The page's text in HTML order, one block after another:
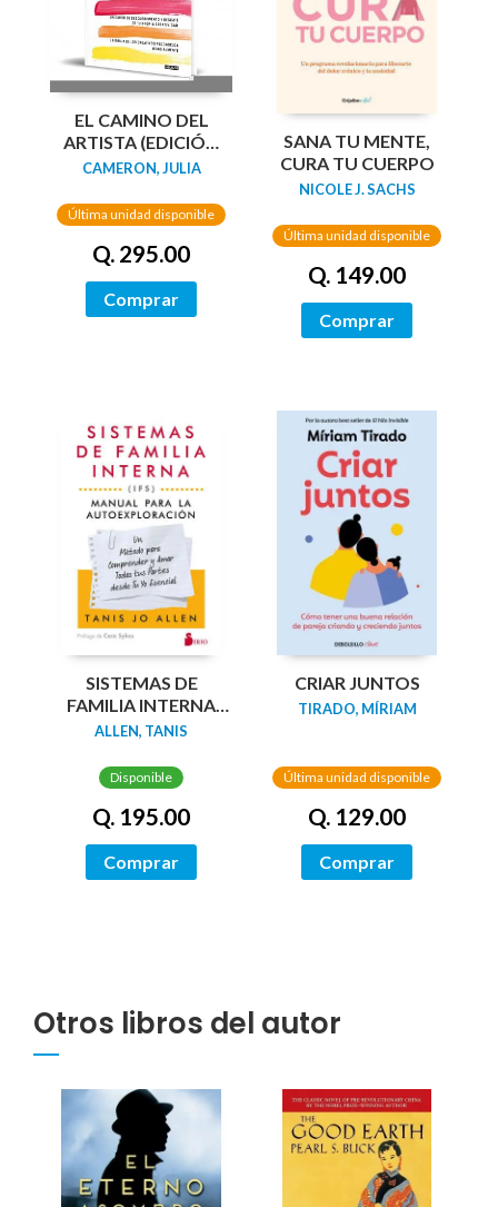
EL CAMINO DEL
ARTISTA (EDICIÓN
ESPECIAL EN TAPA
CAMERON, JULIA
Última unidad disponible
Q. 295.00
Comprar
SANA TU MENTE,
CURA TU CUERPO
NICOLE J. SACHS
Última unidad disponible
Q. 149.00
Comprar
SISTEMAS DE
FAMILIA INTERNA
(IFS): MANUAL PARA
AUTOEXPLORACIÓN
ALLEN, TANIS
Disponible
Q. 195.00
Comprar
CRIAR JUNTOS
TIRADO, MÍRIAM
Última unidad disponible
Q. 129.00
Comprar
Otros libros del autor